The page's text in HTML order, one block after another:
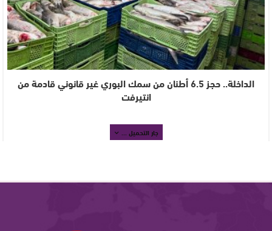
الداخلة.. حجز 6.5 أطنان من سمك البوري غير قانوني قادمة من
انتيرفت
جار التحميل ...